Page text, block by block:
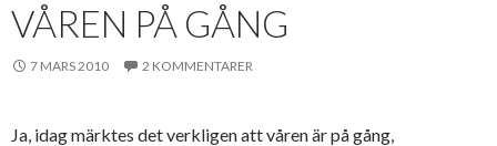
VÅREN PÅ GÅNG
7 MARS 2010 2 KOMMENTARER
Ja, idag märktes det verkligen att våren är på gång,